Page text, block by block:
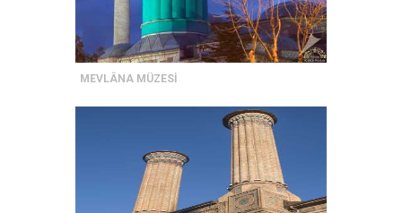
MEVLÂNA MÜZESİ